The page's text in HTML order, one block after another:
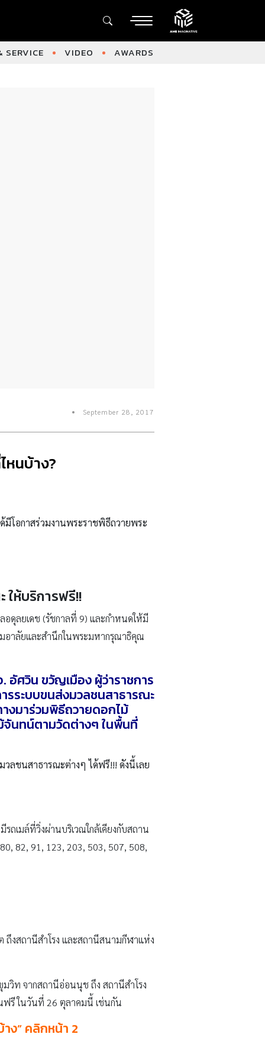
SERVICE VIDEO AWARDS
September 28, 2017
หนบ้าง?
โอกาสร่วมงานพระราชพิธีถวายพระ
ให้บริการฟรี!!
ดุลยเดช (รัชกาลที่ 9) และกำหนดให้มี
อาลัยและสำนึกในพระมหากรุณาธิคุณ
อัศวิน ขวัญเมือง ผู้ว่าราชการ
รระบบขนส่งมวลชนสาธารณะ
งมาร่วมพิธีถวายดอกไม้
จันทน์ตามวัดต่างๆ ในพื้นที่
วลชนสาธารณะต่างๆ ได้ฟรี!!! ดังนี้เลย
ถเมล์ที่วิ่งผ่านบริเวณใกล้เคียงกับสถาน
82, 91, 123, 203, 503, 507, 508,
งสถานีสำโรง และสถานีสนามกีฬาแห่ง
วิท จากสถานีอ่อนนุช ถึง สถานีสำโรง
ฟรี ในวันที่ 26 ตุลาคมนี้ เช่นกัน
ง” คลิกหน้า 2